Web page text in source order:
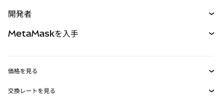
パーペチュアル
RWA
開発者
MetaMask Connect
MetaMaskを入手
価格を見る
イーサリアムの価格
交換レートを見る